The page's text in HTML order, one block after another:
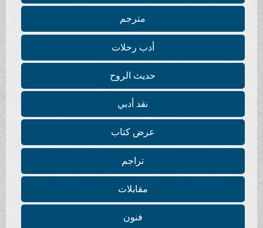
مترجم
أدب رحلات
حديث الروح
نقد أدبي
عرض كتاب
تراجم
مقابلات
فنون